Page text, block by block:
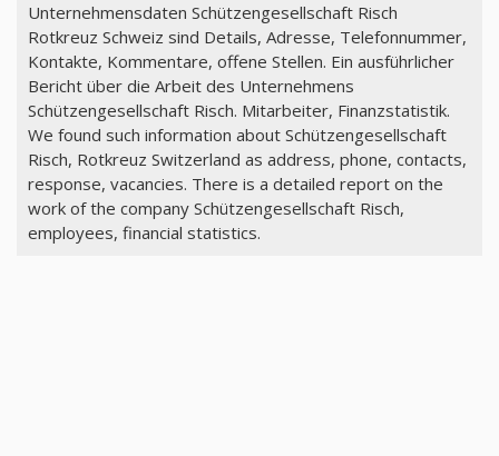
Unternehmensdaten Schützengesellschaft Risch
Rotkreuz Schweiz sind Details, Adresse, Telefonnummer,
Kontakte, Kommentare, offene Stellen. Ein ausführlicher
Bericht über die Arbeit des Unternehmens
Schützengesellschaft Risch. Mitarbeiter, Finanzstatistik.
We found such information about Schützengesellschaft
Risch, Rotkreuz Switzerland as address, phone, contacts,
response, vacancies. There is a detailed report on the
work of the company Schützengesellschaft Risch,
employees, financial statistics.